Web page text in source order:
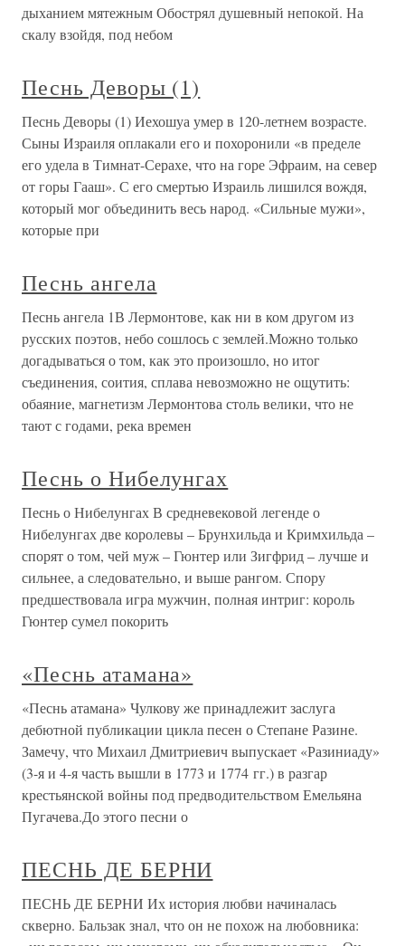
дыханием мятежным Обострял душевный непокой. На
скалу взойдя, под небом
Песнь Деворы (1)
Песнь Деворы (1) Иехошуа умер в 120-летнем возрасте.
Сыны Израиля оплакали его и похоронили «в пределе
его удела в Тимнат-Серахе, что на горе Эфраим, на север
от горы Гааш». С его смертью Израиль лишился вождя,
который мог объединить весь народ. «Сильные мужи»,
которые при
Песнь ангела
Песнь ангела 1В Лермонтове, как ни в ком другом из
русских поэтов, небо сошлось с землей.Можно только
догадываться о том, как это произошло, но итог
съединения, соития, сплава невозможно не ощутить:
обаяние, магнетизм Лермонтова столь велики, что не
тают с годами, река времен
Песнь о Нибелунгах
Песнь о Нибелунгах В средневековой легенде о
Нибелунгах две королевы – Брунхильда и Кримхильда –
спорят о том, чей муж – Гюнтер или Зигфрид – лучше и
сильнее, а следовательно, и выше рангом. Спору
предшествовала игра мужчин, полная интриг: король
Гюнтер сумел покорить
«Песнь атамана»
«Песнь атамана» Чулкову же принадлежит заслуга
дебютной публикации цикла песен о Степане Разине.
Замечу, что Михаил Дмитриевич выпускает «Разиниаду»
(3-я и 4-я часть вышли в 1773 и 1774 гг.) в разгар
крестьянской войны под предводительством Емельяна
Пугачева.До этого песни о
ПЕСНЬ ДЕ БЕРНИ
ПЕСНЬ ДЕ БЕРНИ Их история любви начиналась
скверно. Бальзак знал, что он не похож на любовника: